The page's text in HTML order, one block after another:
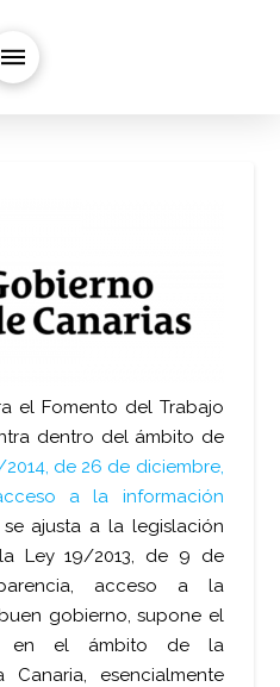
el Fomento del Trabajo
dentro del ámbito de
2014, de 26 de diciembre,
a la información
se ajusta a la legislación
Ley 19/2013, de 9 de
acceso a la
gobierno, supone el
en el ámbito de la
Canaria, esencialmente